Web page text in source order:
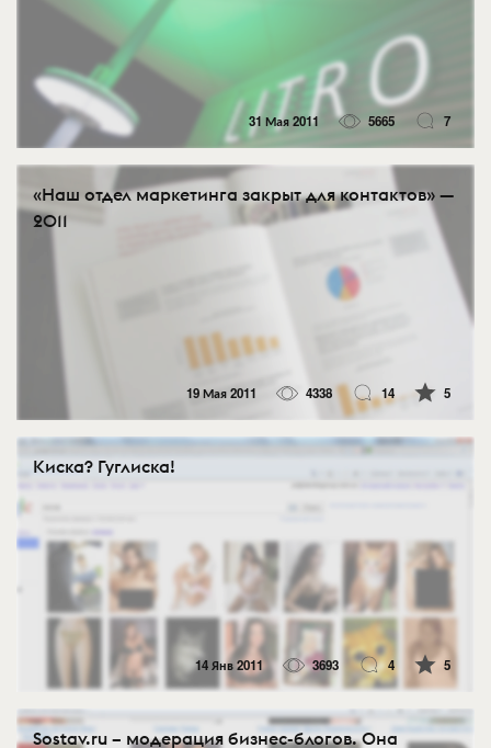
31 Мая 2011 5665 7
«Наш отдел маркетинга закрыт для контактов» —
2011
19 Мая 2011 4338 14 5
Киска? Гуглиска!
14 Янв 2011 3693 4 5
Sostav.ru – модерация бизнес-блогов. Она